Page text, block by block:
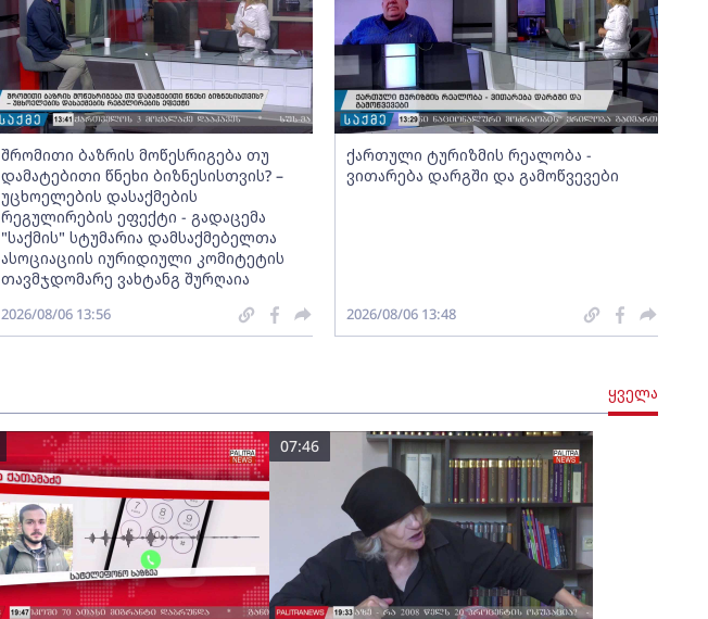
შრომითი ბაზრის მოწესრიგება თუ
დამატებითი წნეხი ბიზნესისთვის? –
უცხოელების დასაქმების
რეგულირების ეფექტი - გადაცემა
"საქმის" სტუმარია დამსაქმებელთა
ასოციაციის იურიდიული კომიტეტის
თავმჯდომარე ვახტანგ შურღაია
2026/08/06 13:56
ქართული ტურიზმის რეალობა -
ვითარება დარგში და გამოწვევები
2026/08/06 13:48
ყველა
07:46